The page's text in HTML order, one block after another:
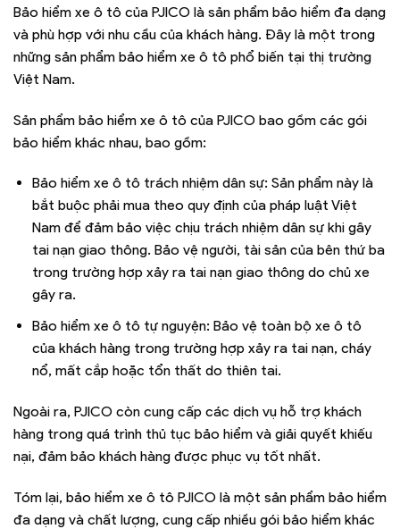
Bảo hiểm xe ô tô của PJICO là sản phẩm bảo hiểm đa dạng
và phù hợp với nhu cầu của khách hàng. Đây là một trong
những sản phẩm bảo hiểm xe ô tô phổ biến tại thị trường
Việt Nam.
Sản phẩm bảo hiểm xe ô tô của PJICO bao gồm các gói
bảo hiểm khác nhau, bao gồm:
Bảo hiểm xe ô tô trách nhiệm dân sự: Sản phẩm này là
bắt buộc phải mua theo quy định của pháp luật Việt
Nam để đảm bảo việc chịu trách nhiệm dân sự khi gây
tai nạn giao thông. Bảo vệ người, tài sản của bên thứ ba
trong trường hợp xảy ra tai nạn giao thông do chủ xe
gây ra.
Bảo hiểm xe ô tô tự nguyện: Bảo vệ toàn bộ xe ô tô
của khách hàng trong trường hợp xảy ra tai nạn, cháy
nổ, mất cắp hoặc tổn thất do thiên tai.
Ngoài ra, PJICO còn cung cấp các dịch vụ hỗ trợ khách
hàng trong quá trình thủ tục bảo hiểm và giải quyết khiếu
nại, đảm bảo khách hàng được phục vụ tốt nhất.
Tóm lại, bảo hiểm xe ô tô PJICO là một sản phẩm bảo hiểm
đa dạng và chất lượng, cung cấp nhiều gói bảo hiểm khác